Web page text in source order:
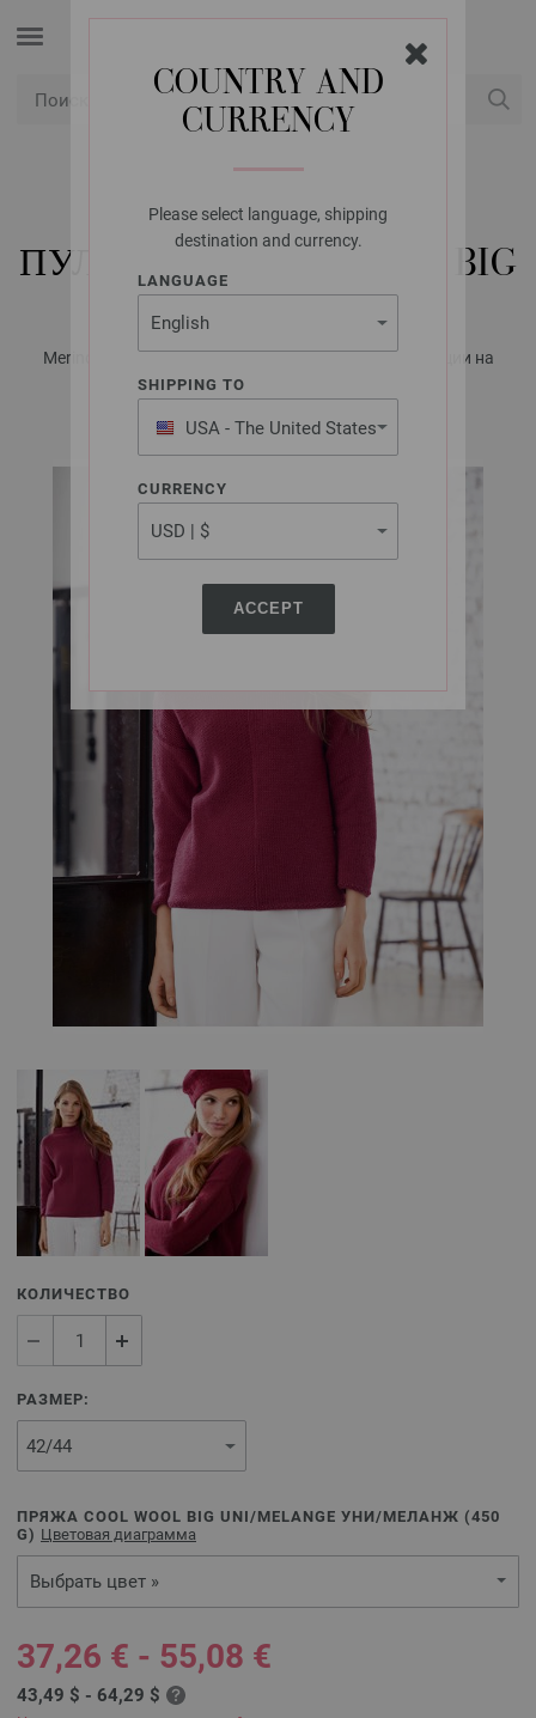
COUNTRY AND
CURRENCY
Please select language, shipping
destination and currency.
LANGUAGE
SHIPPING TO
USA - The United States
of America
CURRENCY
ACCEPT
LANA GROSSA
ПУЛОВЕР COOL WOOL BIG
Merino Edition No. 1 - Журнал на немецком, инструкции на
русском языке | Модель 21
КОЛИЧЕСТВО
РАЗМЕР:
ПРЯЖА COOL WOOL BIG UNI/MELANGE УНИ/МЕЛАНЖ (450
G) Цветовая диаграмма
Выбрать цвет »
37,26 € - 55,08 €
43,49 $ - 64,29 $